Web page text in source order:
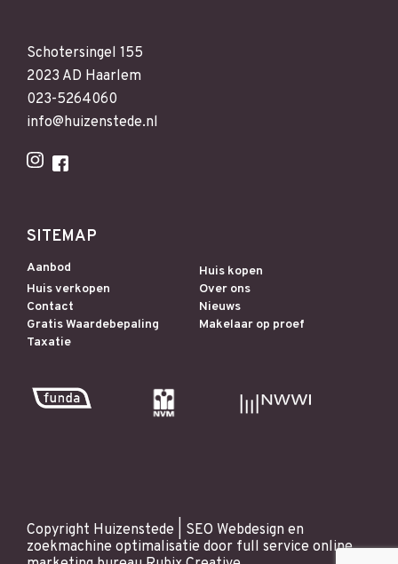
Schotersingel 155
2023 AD Haarlem
023-5264060
info@huizenstede.nl
SITEMAP
Aanbod
Huis kopen
Huis verkopen
Over ons
Contact
Nieuws
Gratis Waardebepaling
Makelaar op proef
Taxatie
Copyright Huizenstede | SEO Webdesign en
zoekmachine optimalisatie door full service online